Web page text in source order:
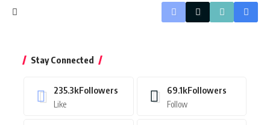
Stay Connected
235.3kFollowers
Like
69.1kFollowers
Follow